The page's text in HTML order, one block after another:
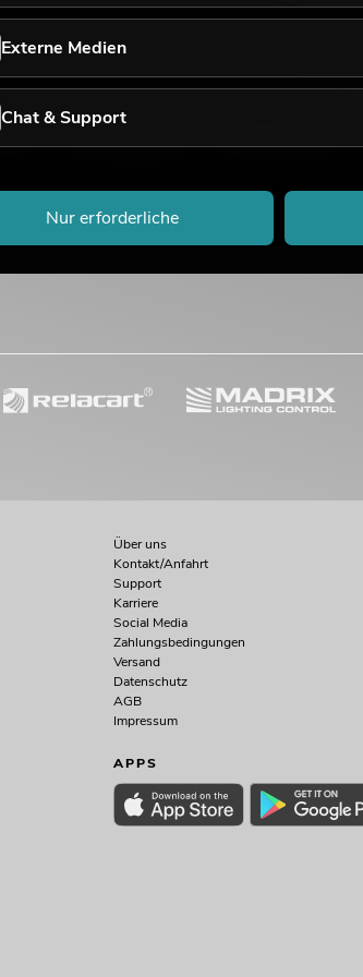
Über uns
Kontakt/Anfahrt
Support
Karriere
Social Media
Zahlungsbedingungen
Versand
Datenschutz
AGB
Impressum
APPS
Externe Medien
Chat & Support
Nur erforderliche